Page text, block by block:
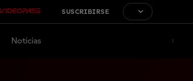
SUSCRIBIRSE
Noticias